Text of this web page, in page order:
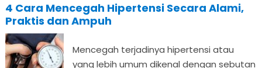
4 Cara Mencegah Hipertensi Secara Alami,
Praktis dan Ampuh
Mencegah terjadinya hipertensi atau
yang lebih umum dikenal dengan sebutan